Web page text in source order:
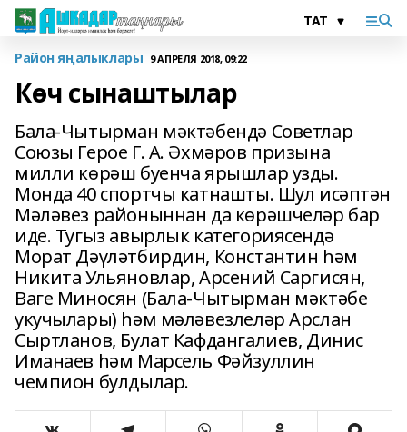
Район яңалыклары 9 АПРЕЛЯ 2018, 09:22
Көч сынаштылар
Бала-Чытырман мәктәбендә Советлар
Союзы Герое Г. А. Әхмәров призына
милли көрәш буенча ярышлар узды.
Монда 40 спортчы катнашты. Шул исәптән
Мәләвез районыннан да көрәшчеләр бар
иде. Тугыз авырлык категориясендә
Морат Дәүләтбирдин, Константин һәм
Никита Ульяновлар, Арсений Саргисян,
Ваге Миносян (Бала-Чытырман мәктәбе
укучылары) һәм мәләвезлеләр Арслан
Сыртланов, Булат Кафдангалиев, Динис
Иманаев һәм Марсель Фәйзуллин
чемпион булдылар.